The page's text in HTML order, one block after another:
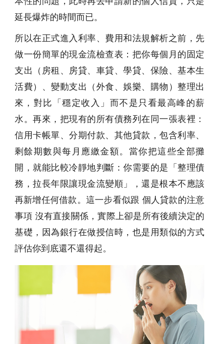
延長爆炸的時間而已。
所以在正式進入利率、費用和法規解析之前，先
做一份簡單的現金流檢查表：把你每個月的固定
支出（房租、房貸、車貸、學貸、保險、基本生
活費）、變動支出（外食、娛樂、購物）整理出
來，對比「穩定收入」而不是只看最高峰的薪
水。再來，把現有的所有債務列在同一張表裡：
信用卡帳單、分期付款、其他貸款，包含利率、
剩餘期數與每月應繳金額。當你把這些全部攤
開，就能比較冷靜地判斷：你需要的是「整理債
務，拉長年限讓現金流變順」，還是根本不應該
再新增任何借款。這一步看似跟 個人貸款的注意
事項 沒有直接關係，實際上卻是所有後續決定的
基礎，因為銀行在做授信時，也是用類似的方式
評估你到底還不還得起。